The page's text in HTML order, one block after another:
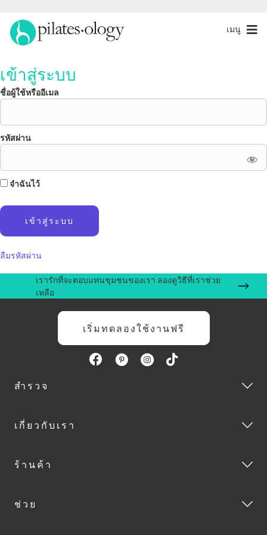
เมนู
เข้าสู่ระบบ
ชื่อผู้ใช้หรืออีเมล
รหัสผ่าน
จำฉันไว้
ลืมรหัสผ่าน
เรารักที่จะตอบแทนชุมชนของเรา ลองดูวิธีที่เราช่วย
เหลือ
เริ่มทดลองใช้งานฟรี
สำรวจ
เกี่ยวกับเรา
ร้านค้า
ช่วย